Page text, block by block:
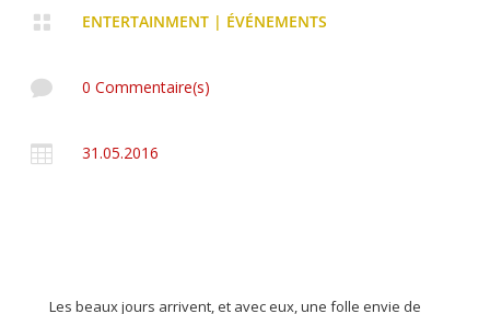
 ENTERTAINMENT| ÉVÉNEMENTS
 0 Commentaire(s)
 31.05.2016
Les beaux jours arrivent, et avec eux, une folle envie de